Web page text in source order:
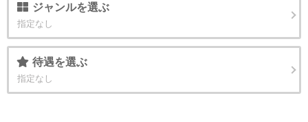
ジャンルを選ぶ
指定なし
待遇を選ぶ
指定なし